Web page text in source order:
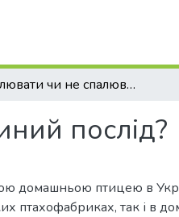
Спалювати чи не спалювати пташиний послід?
послід?
домашньою птицею в
птахофабриках, так і в